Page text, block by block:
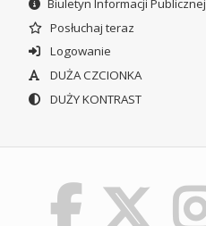
Biuletyn Informacji Publicznej
Posłuchaj teraz
Logowanie
DUŻA CZCIONKA
DUŻY KONTRAST